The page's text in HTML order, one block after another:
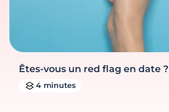
Êtes-vous un red flag en date ?
4 minutes